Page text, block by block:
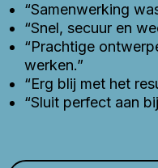
“Samenwerking
“Snel, secuur en
“Prachtige
werken.”
“Erg blij met het
“Sluit perfect aan